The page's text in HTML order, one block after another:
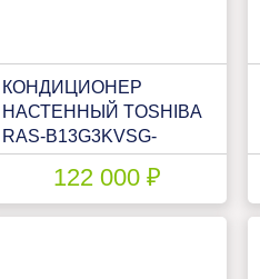
КОНДИЦИОНЕР
НАСТЕННЫЙ TOSHIBA
RAS-B13G3KVSG-
E/RAS-13J2AVSG-E1
122 000 ₽